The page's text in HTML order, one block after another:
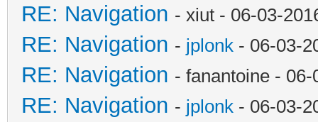
RE: Navigation - xiut - 06-03-
RE: Navigation - jplonk - 06-03-
RE: Navigation - fanantoine -
RE: Navigation - jplonk - 06-03-